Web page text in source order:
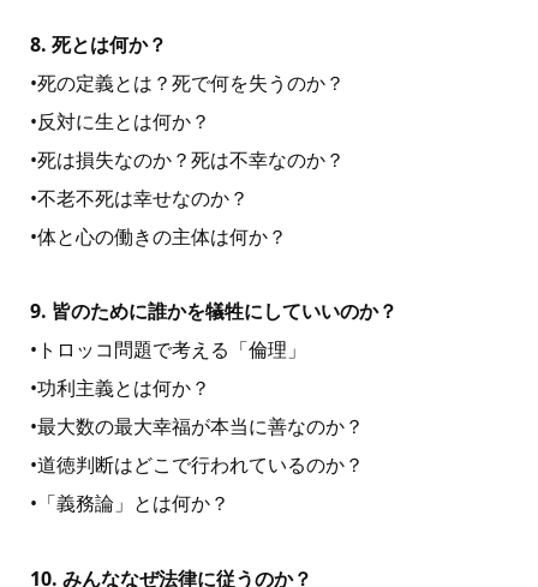
8. 死とは何か？
•死の定義とは？死で何を失うのか？
•反対に⽣とは何か？
•死は損失なのか？死は不幸なのか？
•不⽼不死は幸せなのか？
•体と⼼の働きの主体は何か？
9. 皆のために誰かを犠牲にしていいのか？
•トロッコ問題で考える「倫理」
•功利主義とは何か？
•最⼤数の最⼤幸福が本当に善なのか？
•道徳判断はどこで⾏われているのか？
•「義務論」とは何か？
10. みんななぜ法律に従うのか？
ホーム はじめての方へ プロフィール 書籍一覧